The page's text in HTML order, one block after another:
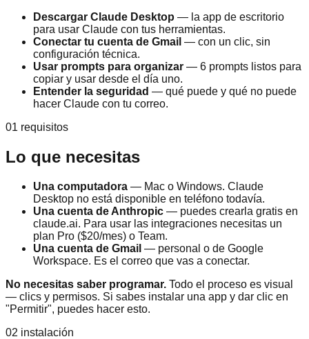
Descargar Claude Desktop — la app de escritorio
para usar Claude con tus herramientas.
Conectar tu cuenta de Gmail — con un clic, sin
configuración técnica.
Usar prompts para organizar — 6 prompts listos para
copiar y usar desde el día uno.
Entender la seguridad — qué puede y qué no puede
hacer Claude con tu correo.
01 requisitos
Lo que necesitas
Una computadora — Mac o Windows. Claude
Desktop no está disponible en teléfono todavía.
Una cuenta de Anthropic — puedes crearla gratis en
claude.ai. Para usar las integraciones necesitas un
plan Pro ($20/mes) o Team.
Una cuenta de Gmail — personal o de Google
Workspace. Es el correo que vas a conectar.
No necesitas saber programar. Todo el proceso es visual
— clics y permisos. Si sabes instalar una app y dar clic en
"Permitir", puedes hacer esto.
02 instalación